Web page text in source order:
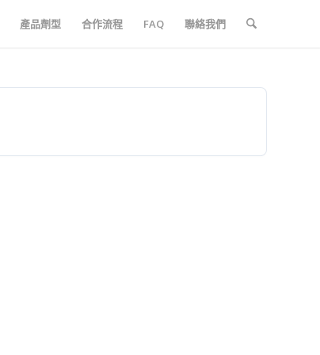
產品劑型 合作流程 FAQ 聯絡我們